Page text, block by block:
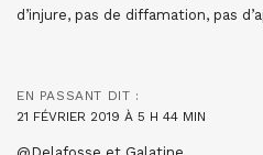
d’injure, pas de diffamation, pas
EN PASSANT DIT :
21 FÉVRIER 2019 À 5 H 44 MIN